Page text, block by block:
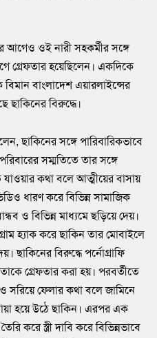
আগেও ওই নারী সহকর্মীর সঙ্গে
গ্রেফতার হয়েছিলেন। একদিকে
বাংলাদেশ এয়ারলাইন্সের
ছাকিনের বিরুদ্ধে।
ছাকিনের সঙ্গে পারিবারিকভাবে
সম্মতিতে তার সঙ্গে
কথা বলে আত্মীয়ের বাসায়
ধারণ করে বিভিন্ন সামাজিক
ও বিভিন্ন মাধ্যমে ছড়িয়ে দেয়।
হ্যাক করে ছাকিন তার মোবাইলে
ছাকিনের বিরুদ্ধে পর্নোগ্রাফি
গ্রেফতার করা হয়। পরবর্তীতে
সরিয়ে ফেলার কথা বলে জামিনে
হয়ে উঠে ছাকিন। এরপর এক
করে স্ত্রী দাবি করে বিভিন্নভাবে